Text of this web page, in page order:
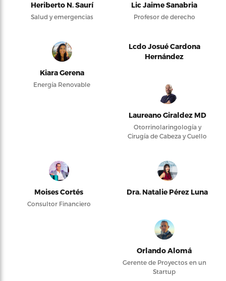
Heriberto N. Saurí
Salud y emergencias
Lic Jaime Sanabria
Profesor de derecho
Kiara Gerena
Energía Renovable
Lcdo Josué Cardona
Hernández
Laureano Giraldez MD
Otorrinolaringología y
Cirugía de Cabeza y Cuello
Moises Cortés
Consultor Financiero
Dra. Natalie Pérez Luna
Orlando Alomá
Gerente de Proyectos en un
Startup